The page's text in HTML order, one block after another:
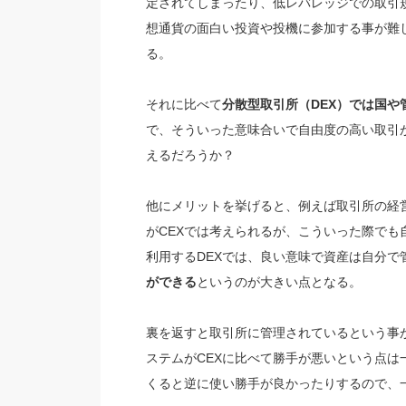
想通貨の面白い投資や投機に参加する事が
る。
それに比べて分散型取引所（DEX）では国
で、そういった意味合いで自由度の高い取
えるだろうか？
他にメリットを挙げると、例えば取引所の
がCEXでは考えられるが、こういった際で
利用するDEXでは、良い意味で資産は自分で
ができるというのが大きい点となる。
裏を返すと取引所に管理されているという
ステムがCEXに比べて勝手が悪いという点
くると逆に使い勝手が良かったりするので